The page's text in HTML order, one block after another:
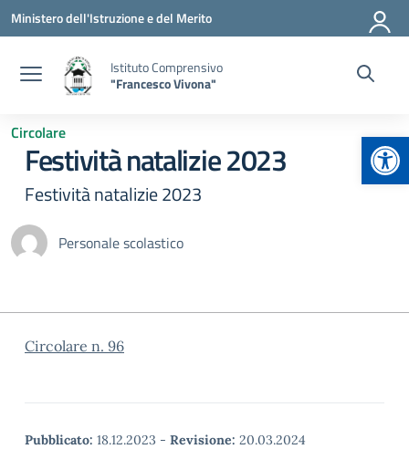
Vai ai contenuti
Vai al menu di navigazione
Vai al footer
Ministero dell'Istruzione e del Merito
Istituto Comprensivo
"Francesco Vivona"
Circolare
Festività natalizie 2023
Festività natalizie 2023
Personale scolastico
Circolare n. 96
Pubblicato: 18.12.2023 - Revisione: 20.03.2024